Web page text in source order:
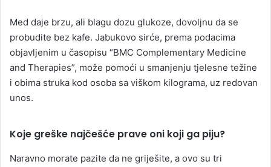
Med daje brzu, ali blagu dozu glukoze, dovoljnu da se
probudite bez kafe. Jabukovo sirće, prema podacima
objavljenim u časopisu “BMC Complementary Medicine
and Therapies”, može pomoći u smanjenju tjelesne težine
i obima struka kod osoba sa viškom kilograma, uz redovan
unos.
Koje greške najčešće prave oni koji ga piju?
Naravno morate pazite da ne griješite, a ovo su tri